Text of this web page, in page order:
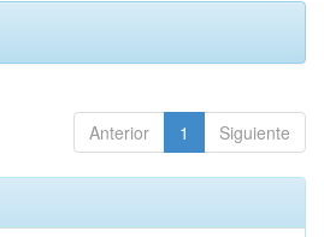
Anterior 1 Siguiente